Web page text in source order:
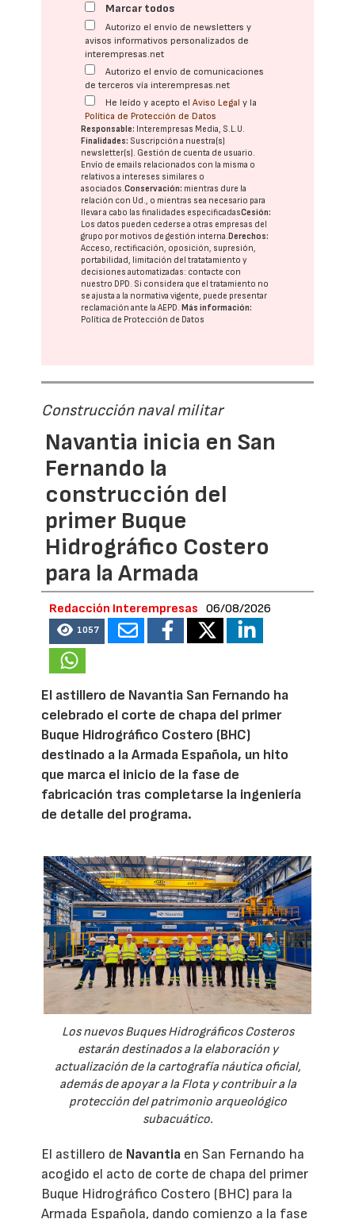
Marcar todos
Autorizo el envío de newsletters y
avisos informativos personalizados de
interempresas.net
Autorizo el envío de comunicaciones
de terceros vía interempresas.net
He leído y acepto elAviso Legal y la
Política de Protección de Datos
Responsable: Interempresas Media, S.L.U.
Finalidades: Suscripción a nuestra(s)
newsletter(s). Gestión de cuenta de usuario.
Envío de emails relacionados con la misma o
relativos a intereses similares o
asociados.Conservación: mientras dure la
relación con Ud., o mientras sea necesario para
llevar a cabo las finalidades especificadasCesión:
Los datos pueden cederse a otras empresas del
grupo por motivos de gestión interna.Derechos:
Acceso, rectificación, oposición, supresión,
portabilidad, limitación del tratatamiento y
decisiones automatizadas: contacte con
nuestro DPD . Si considera que el tratamiento no
se ajusta a la normativa vigente, puede presentar
reclamación ante laAEPD .Más información:
Política de Protección de Datos
Construcción naval militar
Navantia inicia en San
Fernando la
construcción del
primer Buque
Hidrográfico Costero
para la Armada
Redacción Interempresas 06/08/2026
1057
El astillero de Navantia San Fernando ha
celebrado el corte de chapa del primer
Buque Hidrográfico Costero (BHC)
destinado a la Armada Española, un hito
que marca el inicio de la fase de
fabricación tras completarse la ingeniería
de detalle del programa.
Los nuevos Buques Hidrográficos Costeros
estarán destinados a la elaboración y
actualización de la cartografía náutica oficial,
además de apoyar a la Flota y contribuir a la
protección del patrimonio arqueológico
subacuático.
El astillero de Navantia en San Fernando ha
acogido el acto de corte de chapa del primer
Buque Hidrográfico Costero (BHC) para la
Armada Española, dando comienzo a la fase